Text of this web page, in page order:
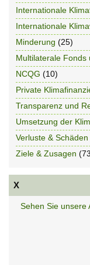
Internationale
Internationale
Minderung (25)
Multilaterale Fonds
NCQG (10)
Private
Transparenz und
Umsetzung der
Verluste & Schäden
Ziele & Zusagen
X
Sehen Sie unsere